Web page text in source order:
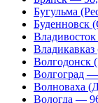
Бугульма
Буденновск
Волгодонск
Волгоград
Волноваха
Вологда —